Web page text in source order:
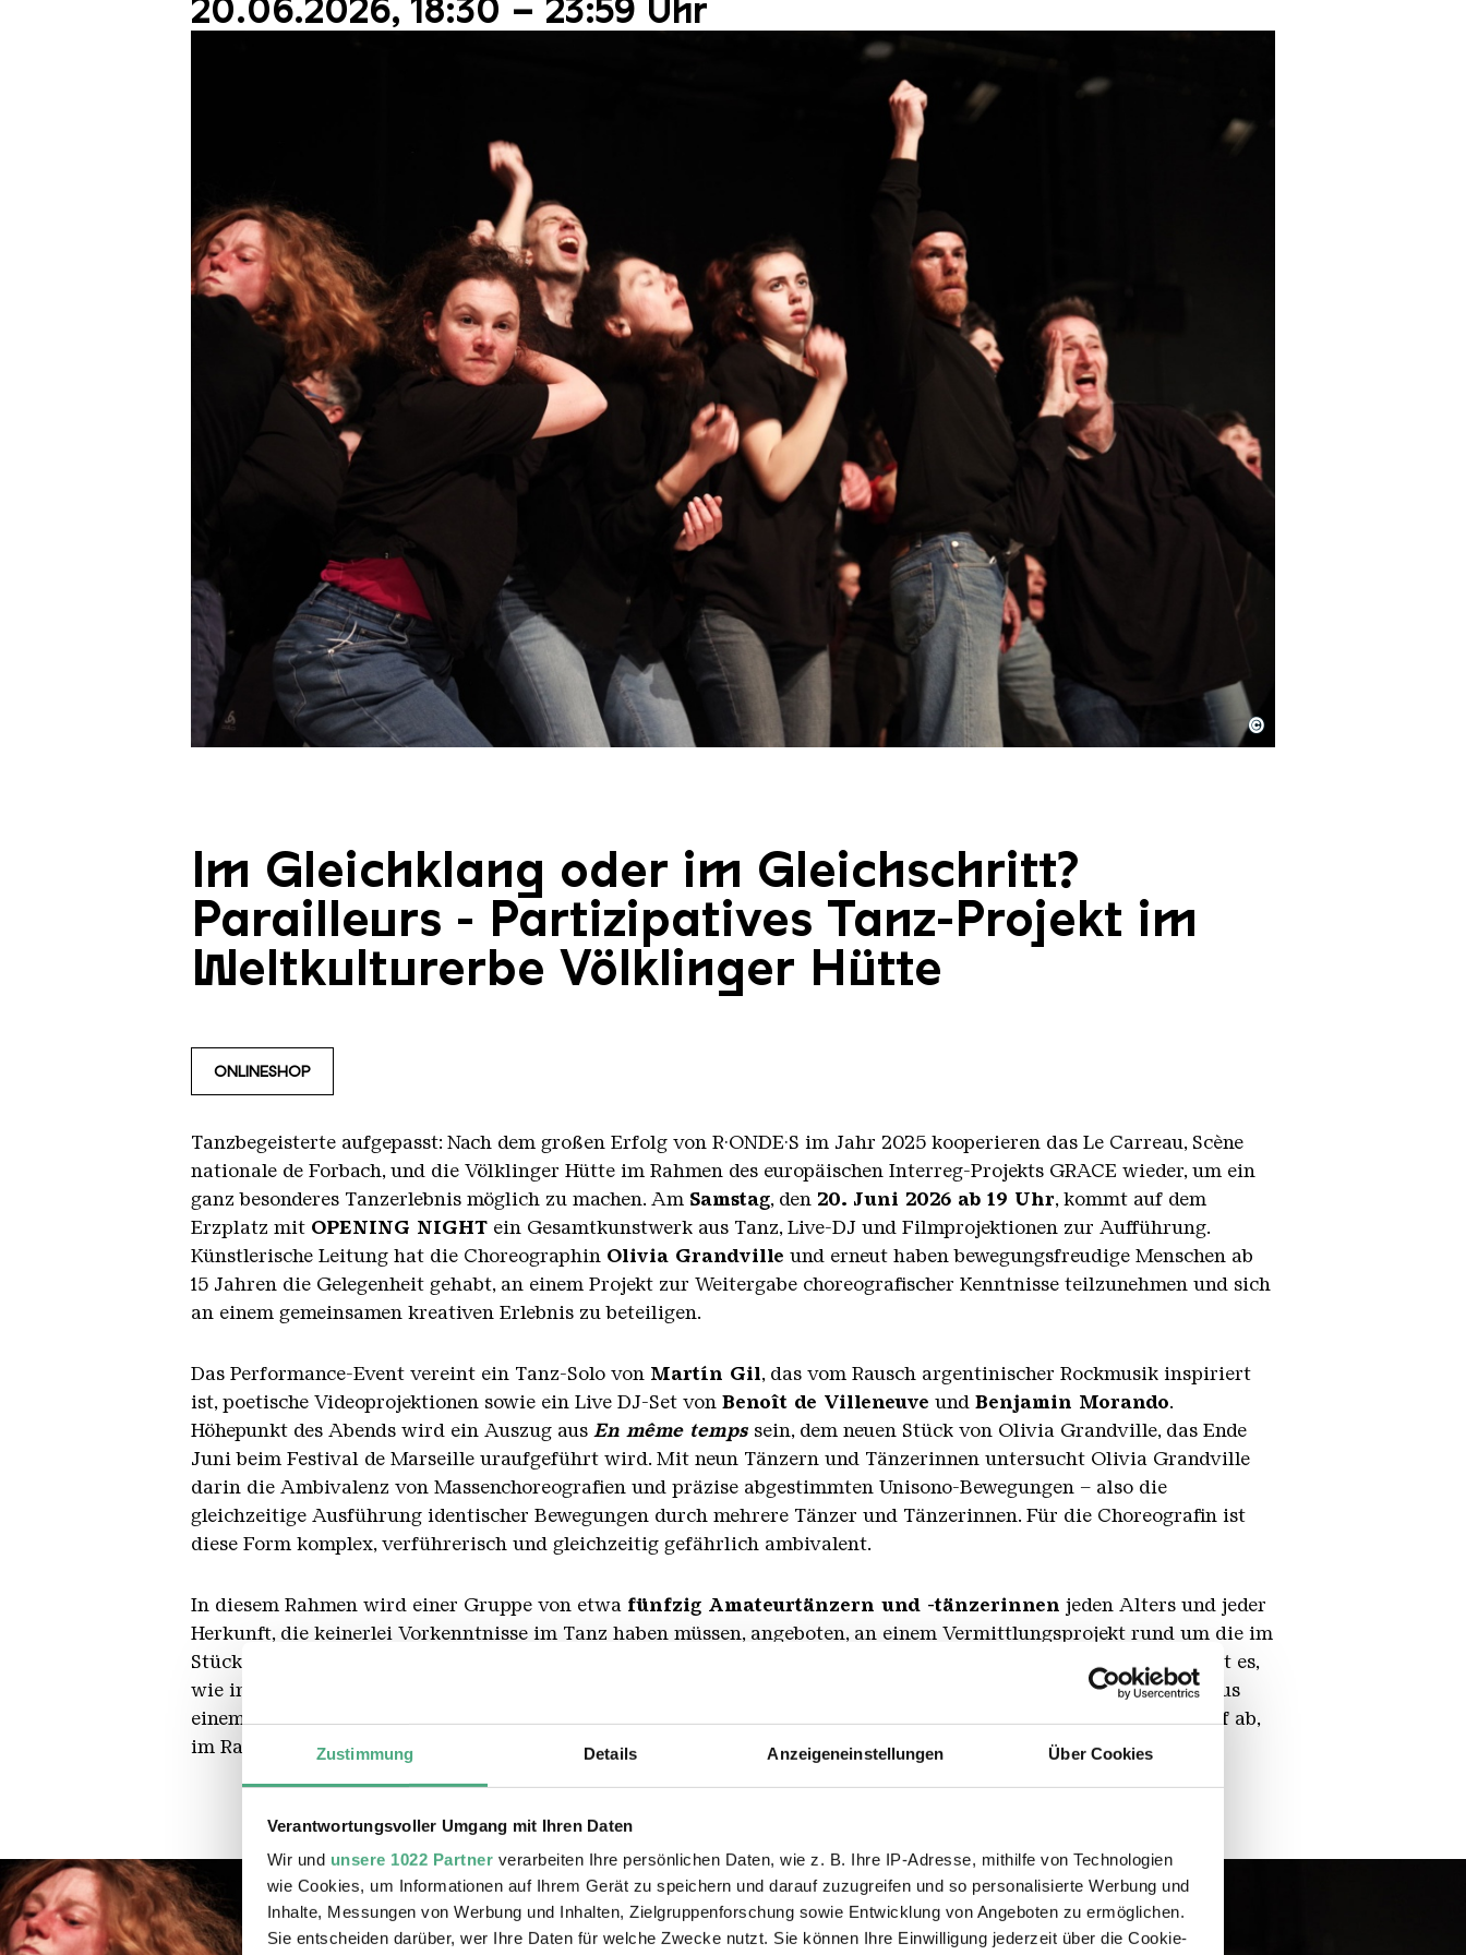
Zustimmung Details Anzeigeneinstellungen Über Cookies
Verantwortungsvoller Umgang mit Ihren Daten
Wir und unsere 1022 Partner verarbeiten Ihre persönlichen Daten, wie z. B. Ihre IP-Adresse, mithilfe von Technologien
wie Cookies, um Informationen auf Ihrem Gerät zu speichern und darauf zuzugreifen und so personalisierte Werbung und
Inhalte, Messungen von Werbung und Inhalten, Zielgruppenforschung sowie Entwicklung von Angeboten zu ermöglichen.
Sie entscheiden darüber, wer Ihre Daten für welche Zwecke nutzt. Sie können Ihre Einwilligung jederzeit über die Cookie-
20.06.2026, 18:30 – 23:59 Uhr
FOULESOLIVIAGRANDVILLE MARIEMONTEIRO 2023 01
Copyright: © Marie Monteiro
©
Im Gleichklang oder im Gleichschritt?
Parailleurs - Partizipatives Tanz-Projekt im
Weltkulturerbe Völklinger Hütte
ONLINESHOP
Tanzbegeisterte aufgepasst: Nach dem großen Erfolg von R·ONDE·S im Jahr 2025 kooperieren das Le Carreau, Scène
nationale de Forbach, und die Völklinger Hütte im Rahmen des europäischen Interreg-Projekts GRACE wieder, um ein
ganz besonderes Tanzerlebnis möglich zu machen. Am Samstag, den 20. Juni 2026 ab 19 Uhr, kommt auf dem
Erzplatz mit OPENING NIGHT ein Gesamtkunstwerk aus Tanz, Live-DJ und Filmprojektionen zur Aufführung.
Künstlerische Leitung hat die Choreographin Olivia Grandville und erneut haben bewegungsfreudige Menschen ab
15 Jahren die Gelegenheit gehabt, an einem Projekt zur Weitergabe choreografischer Kenntnisse teilzunehmen und sich
an einem gemeinsamen kreativen Erlebnis zu beteiligen.
Das Performance-Event vereint ein Tanz-Solo von Martín Gil, das vom Rausch argentinischer Rockmusik inspiriert
ist, poetische Videoprojektionen sowie ein Live DJ-Set von Benoît de Villeneuve und Benjamin Morando.
Höhepunkt des Abends wird ein Auszug aus En même temps sein, dem neuen Stück von Olivia Grandville, das Ende
Juni beim Festival de Marseille uraufgeführt wird. Mit neun Tänzern und Tänzerinnen untersucht Olivia Grandville
darin die Ambivalenz von Massenchoreografien und präzise abgestimmten Unisono-Bewegungen – also die
gleichzeitige Ausführung identischer Bewegungen durch mehrere Tänzer und Tänzerinnen. Für die Choreografin ist
diese Form komplex, verführerisch und gleichzeitig gefährlich ambivalent.
In diesem Rahmen wird einer Gruppe von etwa fünfzig Amateurtänzern und -tänzerinnen jeden Alters und jeder
Herkunft, die keinerlei Vorkenntnisse im Tanz haben müssen, angeboten, an einem Vermittlungsprojekt rund um die im
Stück zum Einsatz kommenden choreografischen Prinzipien mit dem Titel „
“ teilzunehmen. Dabei geht es,
wie im Stück, darum, die Unterschiede zwischen dem Teilen eines gemeinsamen Rhythmus und dem Ausklinken aus
einem Takt zu überwinden. Diese Arbeit, die sich über drei Wochenenden im Weltkulturerbe erstreckt, zielt darauf ab,
im Rahmen des Tanzabends eine Präsentation dieses partizipativen Projekts zu zeigen.